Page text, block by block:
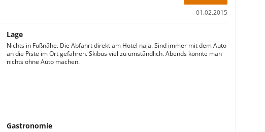
01.02.2015
Lage
Nichts in Fußnähe. Die Abfahrt direkt am Hotel naja. Sind immer mit dem Auto
an die Piste im Ort gefahren. Skibus viel zu umständlich. Abends konnte man
nichts ohne Auto machen.
Gastronomie